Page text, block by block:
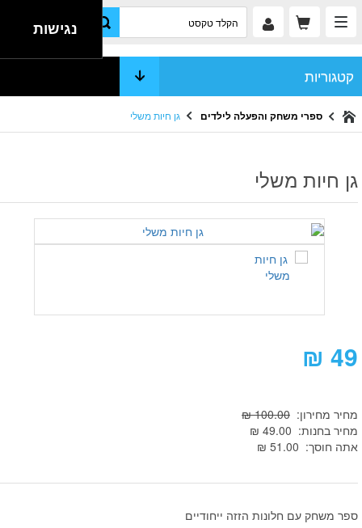
קטגוריות
ספרי משחק והפעלה לילדים גן חיות משלי
גן חיות משלי
49
₪
מחיר מחירון: 100.00 ₪
מחיר בחנות: 49.00 ₪
אתה חוסך: 51.00 ₪
ספר משחק עם חלונות הזזה ייחודיים
נגישות